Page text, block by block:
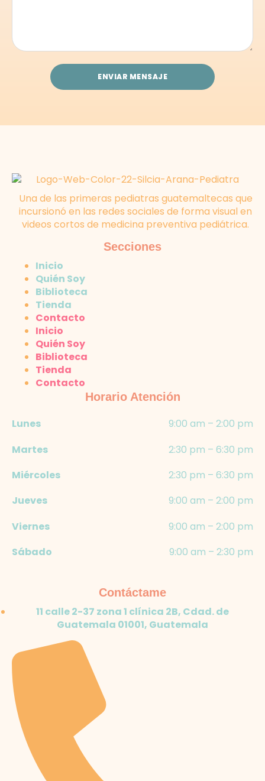
ENVIAR MENSAJE
Una de las primeras pediatras guatemaltecas que
incursionó en las redes sociales de forma visual en
videos cortos de medicina preventiva pediátrica.
Secciones
Inicio
Quién Soy
Biblioteca
Tienda
Contacto
Inicio
Quién Soy
Biblioteca
Tienda
Contacto
Horario Atención
Lunes
9:00 am – 2:00 pm
Martes
2:30 pm – 6:30 pm
Miércoles
2:30 pm – 6:30 pm
Jueves
9:00 am – 2:00 pm
Viernes
9:00 am – 2:00 pm
Sábado
9:00 am – 2:30 pm
Contáctame
11 calle 2-37 zona 1 clínica 2B, Cdad. de
Guatemala 01001, Guatemala